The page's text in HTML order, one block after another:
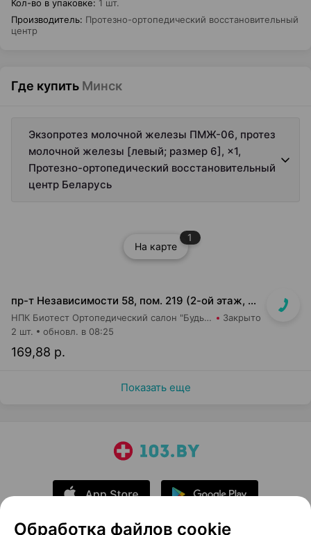
Кол-во в упаковке: 1 шт.
Производитель: Протезно-ортопедический восстановительный
центр
Где купить Минск
Экзопротез молочной железы ПМЖ-06, протез
молочной железы [левый; размер 6], ×1,
Протезно-ортопедический восстановительный
центр Беларусь
На карте
1
пр-т Независимости 58, пом. 219 (2-ой этаж, ТЦ Московско-Венский)
НПК Биотест Ортопедический салон "Будь в тонусе" Закрыто
169,88 р.
2 шт. обновл. в 08:25
Показать еще
Обработка файлов cookie